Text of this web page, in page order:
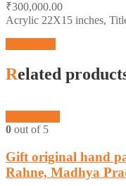
₹300,000.00
Acrylic 22X15 inches,
Related
0 out of 5
Gift original hand
Rahne, Madhya